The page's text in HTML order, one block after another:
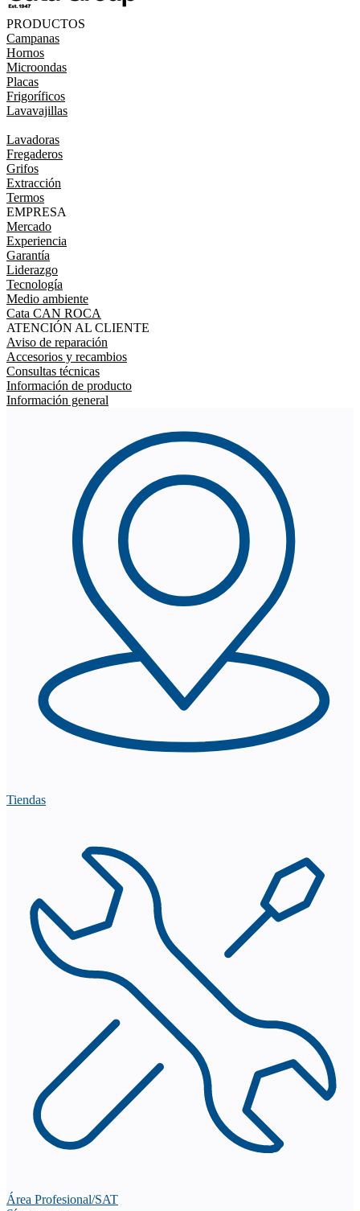
PRODUCTOS
Campanas
Hornos
Microondas
Placas
Frigoríficos
Lavavajillas
Lavadoras
Fregaderos
Grifos
Extracción
Termos
EMPRESA
Mercado
Experiencia
Garantía
Liderazgo
Tecnología
Medio ambiente
Cata CAN ROCA
ATENCIÓN AL CLIENTE
Aviso de reparación
Accesorios y recambios
Consultas técnicas
Información de producto
Información general
Tiendas
Área Profesional/SAT